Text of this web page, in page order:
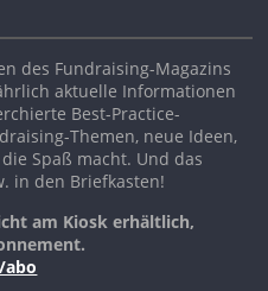
des Fundraising-Magazins
aktuelle Informationen
Best-Practice-
Themen, neue Ideen,
Spaß macht. Und das
in den Briefkasten!
am Kiosk erhältlich,